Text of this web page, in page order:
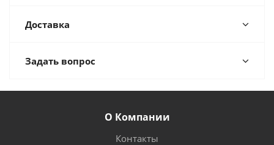
Доставка
Задать вопрос
О Компании
Контакты